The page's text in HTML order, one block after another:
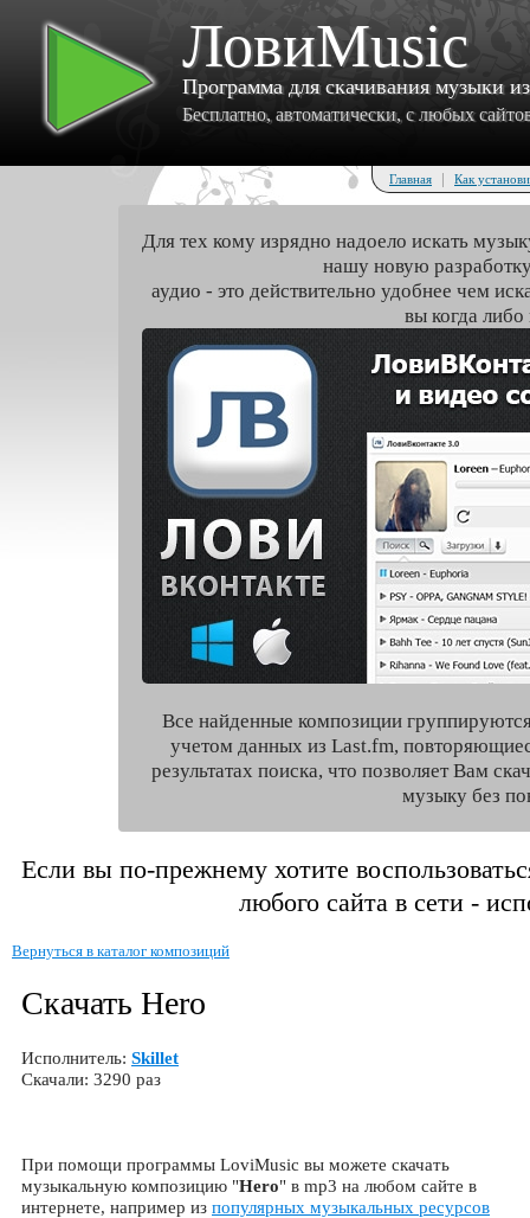
ЛовиMusic
Программа для скачивания музыки
Бесплатно, автоматически, с любых
Главная | Как
Для тех кому изрядно надоело искать
нашу новую
аудио - это действительно удобнее чем
вы когда либо
Все найденные композиции
учетом данных из Last.fm,
результатах поиска, что позволяет Вам
музыку без
Если вы по-прежнему хотите
любого сайта в сети -
Вернуться в каталог композиций
Скачать Hero
Исполнитель: Skillet
Скачали: 3290 раз
При помощи программы LoviMusic вы можете скачать
музыкальную композицию "Hero" в mp3 на любом сайте в
интернете, например из популярных музыкальных ресурсов